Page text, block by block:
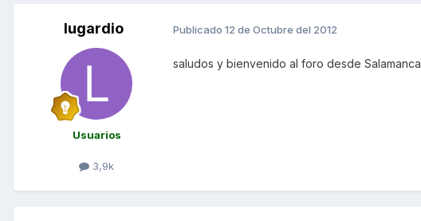
lugardio
Usuarios
3,9k
Publicado 12 de Octubre del 2012
saludos y bienvenido al foro desde Salamanca